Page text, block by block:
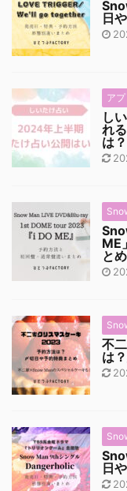
日
ア
し
れ
は？
ME
と
不
は
日